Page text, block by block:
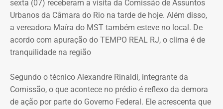
Na cidade do Rio, o domingo será mais quente, com
mínima prevista de 21°C e máxima de 36°C. A previsão
indica sol entre nuvens durante o dia, com aumento da
nebulosidade e possibilidade de pancadas de chuva à
A mudança ocorre com o afastamento da frente fria que
atuou sobre o estado e a aproximação de um novo
sexta (07) receberam a visita da Comissão de Assuntos
Urbanos da Câmara do Rio na tarde de hoje. Além disso,
a vereadora Maíra do MST também esteve no local. De
acordo com apuração do TEMPO REAL RJ, o clima é de
tranquilidade na região
Segundo o técnico Alexandre Rinaldi, integrante da
Comissão, o que acontece no prédio é reflexo da demora
de ação por parte do Governo Federal. Ele acrescenta que